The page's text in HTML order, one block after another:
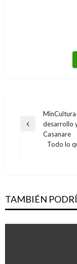
Navegación
de
entradas
Entrada
MinCultura
desarrollo
Casanare
Todo lo
TAMBIÉN